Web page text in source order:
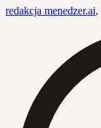
redakcja menedzer.ai,